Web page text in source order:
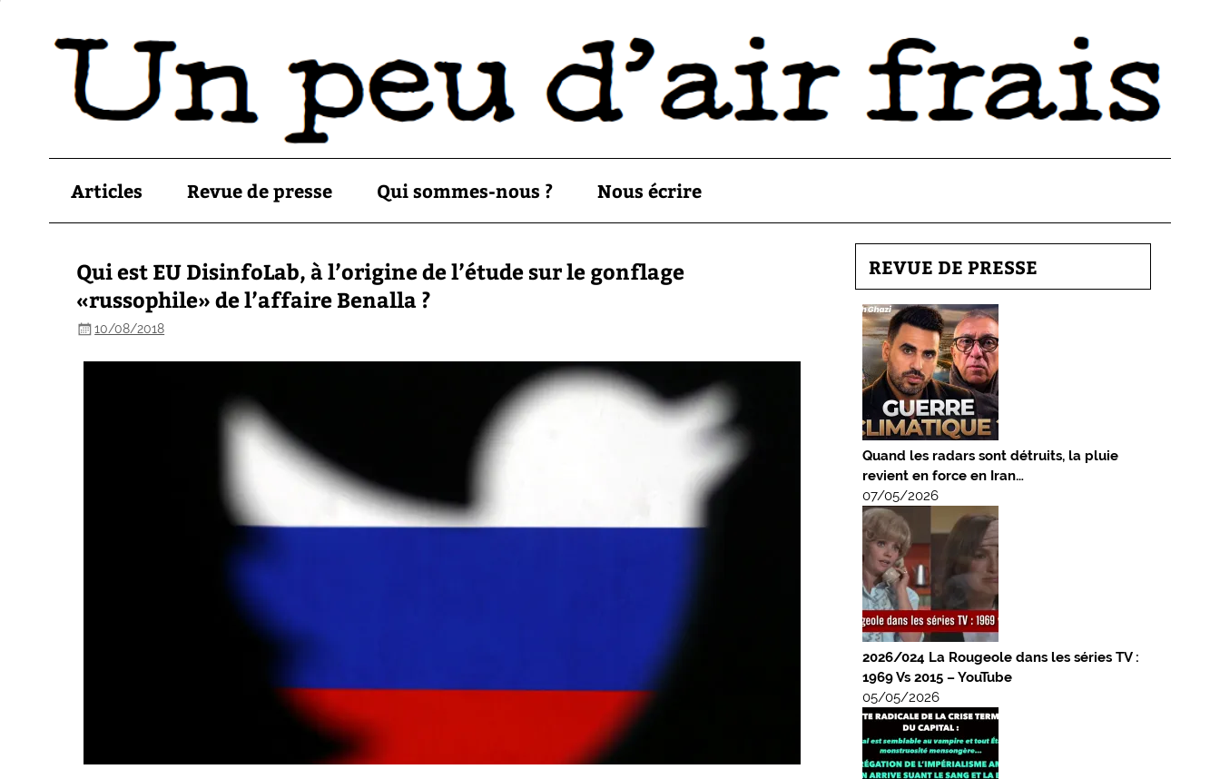
Articles Revue de presse Qui sommes-nous ? Nous écrire
Qui est EU DisinfoLab, à l’origine de l’étude sur le gonflage
«russophile» de l’affaire Benalla ?
10/08/2018
REVUE DE PRESSE
Quand les radars sont détruits, la pluie
revient en force en Iran…
07/05/2026
2026/024 La Rougeole dans les séries TV :
1969 Vs 2015 – YouTube
05/05/2026